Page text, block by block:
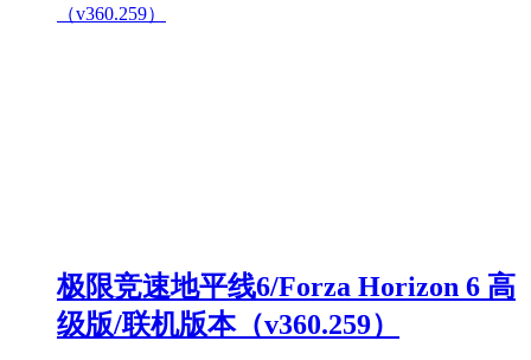
极限竞速地平线6/Forza Horizon 6 高
级版/联机版本（v360.259）